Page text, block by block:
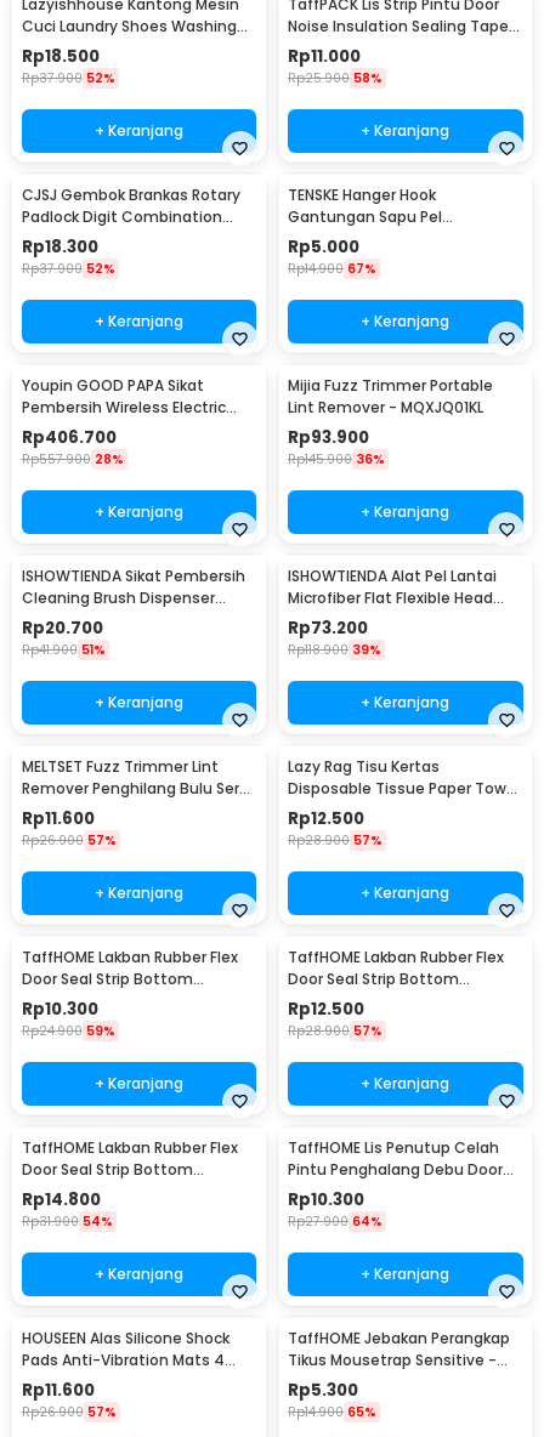
Cuci Laundry Shoes Washing
Mesh Bag - 62319
Rp18.500
Rp37.900 52%
+ Keranjang
Noise Insulation Sealing Tape
5Mx3cm - B35
Rp11.000
Rp25.900 58%
+ Keranjang
CJSJ Gembok Brankas Rotary
Padlock Digit Combination
Padlock - CH-209
Rp18.300
Rp37.900 52%
+ Keranjang
TENSKE Hanger Hook
Gantungan Sapu Pel
Multifungsi 1 PCS - GF-016
Rp5.000
Rp14.900 67%
+ Keranjang
Youpin GOOD PAPA Sikat
Pembersih Wireless Electric
Cleaning - CL99
Rp406.700
Rp557.900 28%
+ Keranjang
Mijia Fuzz Trimmer Portable
Lint Remover - MQXJQ01KL
Rp93.900
Rp145.900 36%
+ Keranjang
ISHOWTIENDA Sikat Pembersih
Cleaning Brush Dispenser
Sabun Air - S0026
Rp20.700
Rp41.900 51%
+ Keranjang
ISHOWTIENDA Alat Pel Lantai
Microfiber Flat Flexible Head
with Bucket - FMI60
Rp73.200
Rp118.900 39%
+ Keranjang
MELTSET Fuzz Trimmer Lint
Remover Penghilang Bulu Serat
Kain - CV8805
Rp11.600
Rp26.900 57%
+ Keranjang
Lazy Rag Tisu Kertas
Disposable Tissue Paper Towel
1 Roll (50 Helai) - MB104P
Rp12.500
Rp28.900 57%
+ Keranjang
TaffHOME Lakban Rubber Flex
Door Seal Strip Bottom
Waterproof 25mmx5M - TP39
Rp10.300
Rp24.900 59%
+ Keranjang
TaffHOME Lakban Rubber Flex
Door Seal Strip Bottom
Waterproof 35mmx5M - TP39
Rp12.500
Rp28.900 57%
+ Keranjang
TaffHOME Lakban Rubber Flex
Door Seal Strip Bottom
Waterproof 45mmx5M - TP39
Rp14.800
Rp31.900 54%
+ Keranjang
TaffHOME Lis Penutup Celah
Pintu Penghalang Debu Door
Bottom Seal 1M - LQ7
Rp10.300
Rp27.900 64%
+ Keranjang
HOUSEEN Alas Silicone Shock
Pads Anti-Vibration Mats 4
PCS - NY522
Rp11.600
Rp26.900 57%
TaffHOME Jebakan Perangkap
Tikus Mousetrap Sensitive -
ZL-2021
Rp5.300
Rp14.900 65%